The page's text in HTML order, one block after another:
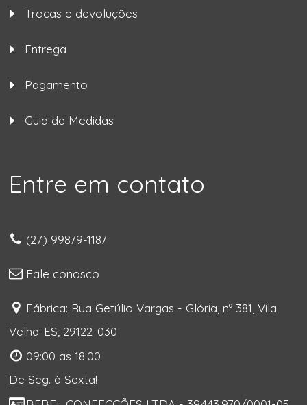
Trocas e devoluções
Entrega
Pagamento
Guia de Medidas
Entre em contato
(27) 99879-1187
Fale conosco
Fábrica: Rua Getúlio Vargas - Glória, nº 381, Vila
Velha-ES, 29122-030
09:00 as 18:00
De Seg. à Sexta!